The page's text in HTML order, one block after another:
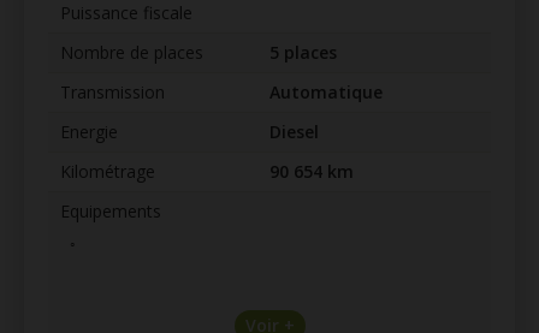
Puissance fiscale
Nombre de places
5 places
Transmission
Automatique
Energie
Diesel
Kilométrage
90 654 km
Equipements
◦
Voir +